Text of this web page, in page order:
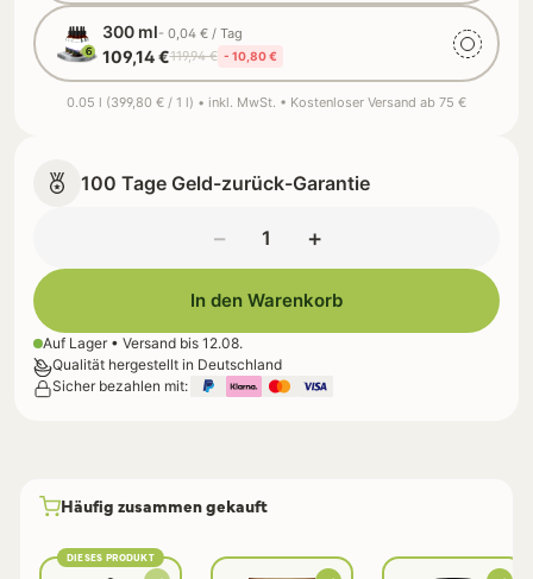
300 ml- 0,04 € / Tag
109,14 €119,94 € - 10,80 €
0.05 l (399,80 € / 1 l) • inkl. MwSt. • Kostenloser Versand ab 75 €
100 Tage Geld-zurück-Garantie
− +
In den Warenkorb
Auf Lager • Versand bis 12.08.
Qualität hergestellt in Deutschland
Sicher bezahlen mit:
Häufig zusammen gekauft
DIESES PRODUKT